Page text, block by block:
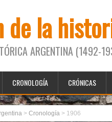
de la
ARGENTINA (1492-
CRONOLOGÍA CRÓNICAS
> Cronología > 1906